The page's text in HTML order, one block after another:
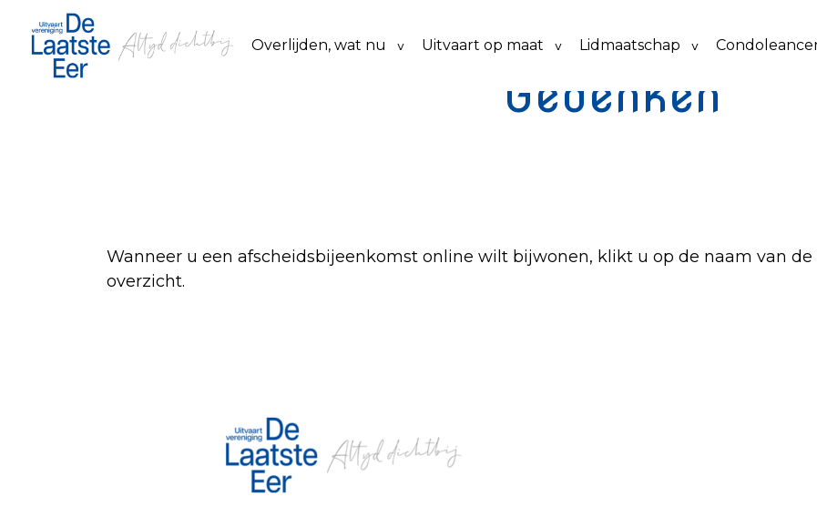
Overlijden, wat nu Uitvaart op maat Lidmaatschap
Gedenken
Wanneer u een afscheidsbijeenkomst online wilt bijwonen, klikt u op de naam van
overzicht.